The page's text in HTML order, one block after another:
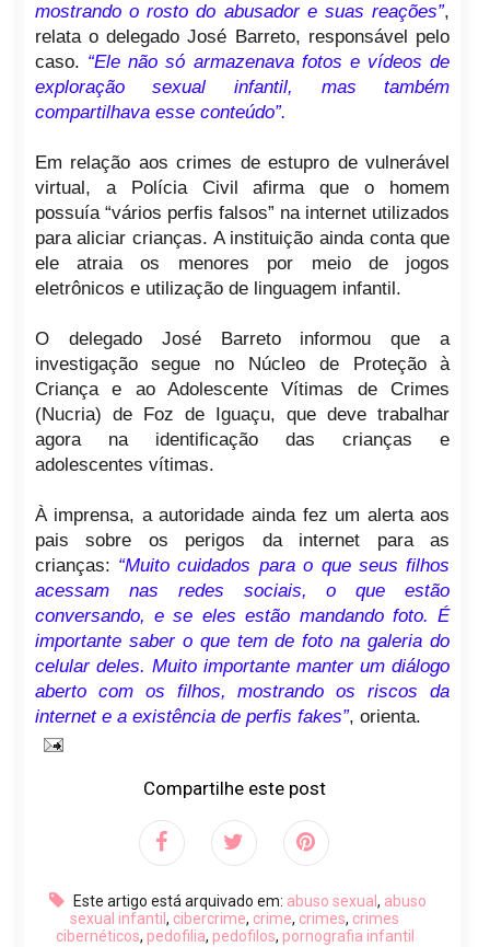
mostrando o rosto do abusador e suas reações”,
relata o delegado José Barreto, responsável pelo
caso. “Ele não só armazenava fotos e vídeos de
exploração sexual infantil, mas também
compartilhava esse conteúdo”.
Em relação aos crimes de estupro de vulnerável
virtual, a Polícia Civil afirma que o homem
possuía “vários perfis falsos” na internet utilizados
para aliciar crianças. A instituição ainda conta que
ele atraia os menores por meio de jogos
eletrônicos e utilização de linguagem infantil.
O delegado José Barreto informou que a
investigação segue no Núcleo de Proteção à
Criança e ao Adolescente Vítimas de Crimes
(Nucria) de Foz de Iguaçu, que deve trabalhar
agora na identificação das crianças e
adolescentes vítimas.
À imprensa, a autoridade ainda fez um alerta aos
pais sobre os perigos da internet para as
crianças: “Muito cuidados para o que seus filhos
acessam nas redes sociais, o que estão
conversando, e se eles estão mandando foto. É
importante saber o que tem de foto na galeria do
celular deles. Muito importante manter um diálogo
aberto com os filhos, mostrando os riscos da
internet e a existência de perfis fakes”, orienta.
Compartilhe este post
Este artigo está arquivado em: abuso sexual , abuso
sexual infantil , cibercrime, crime, crimes, crimes
cibernéticos, pedofilia, pedofilos, pornografia infantil